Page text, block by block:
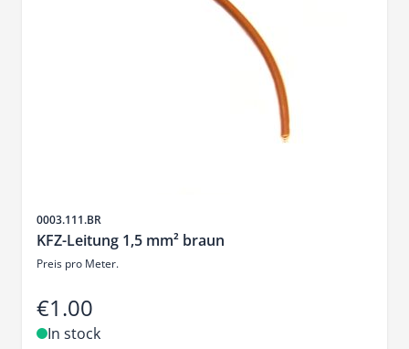
Sku
0003.111.BR
KFZ-Leitung 1,5 mm² braun
Preis pro Meter.
€1.00
In stock